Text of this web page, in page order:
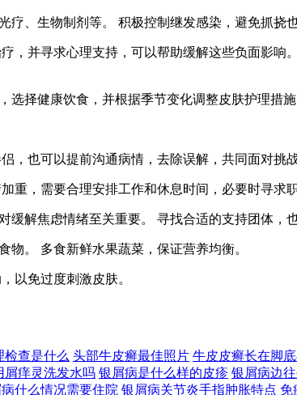
、生物制剂等。 积极控制继发感染，避免抓挠也
，并寻求心理支持，可以帮助缓解这些负面影响
择健康饮食，并根据季节变化调整皮肤护理措施
，也可以提前沟通病情，去除误解，共同面对挑战
重，需要合理安排工作和休息时间，必要时寻求
解焦虑情绪至关重要。 寻找合适的支持团体，
。 多食新鲜水果蔬菜，保证营养均衡。
以免过度刺激皮肤。
检查是什么 头部牛皮癣最佳照片 牛皮皮癣长在脚
屑痒灵洗发水吗 银屑病是什么样的皮疹 银屑病边
什么情况需要住院 银屑病关节炎手指肿胀特点 免